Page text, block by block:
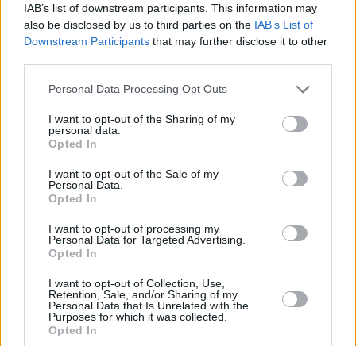
IAB’s list of downstream participants. This information may
also be disclosed by us to third parties on the IAB’s List of
Downstream Participants that may further disclose it to other
Personal Data Processing Opt Outs
I want to opt-out of the Sharing of my
personal data.
Opted In
I want to opt-out of the Sale of my
Personal Data.
Opted In
I want to opt-out of processing my
Personal Data for Targeted Advertising.
Opted In
I want to opt-out of Collection, Use,
Retention, Sale, and/or Sharing of my
Personal Data that Is Unrelated with the
Purposes for which it was collected.
Opted In
Καρνεάδου 25-29, 106 75, Αθήνα
Τηλέφωνο επικοινωνίας:
info[at]stivostime.gr
marketing[at]stivostime.gr
ΚΑΤΗΓΟΡΙΕΣ